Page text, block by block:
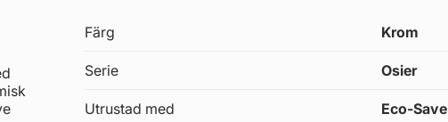
Färg Krom
Serie Osier
Utrustad med Eco-Save